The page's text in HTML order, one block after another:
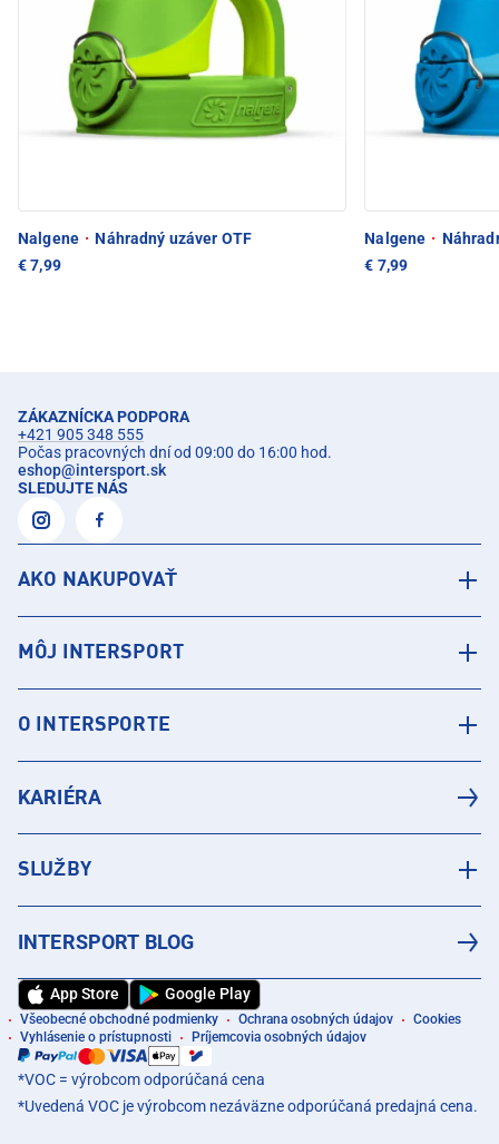
Nalgene · Náhradný uzáver OTF
€ 7,99
Nalgene ·
€ 7,99
ZÁKAZNÍCKA PODPORA
+421 905 348 555
Počas pracovných dní od 09:00 do 16:00 hod.
eshop@intersport.sk
SLEDUJTE NÁS
AKO NAKUPOVAŤ
MÔJ INTERSPORT
O INTERSPORTE
KARIÉRA
SLUŽBY
INTERSPORT BLOG
App Store Google Play
Všeobecné obchodné podmienky Ochrana osobných údajov
Cookies
Vyhlásenie o prístupnosti
Príjemcovia osobných údajov
*VOC = výrobcom odporúčaná cena
*Uvedená VOC je výrobcom nezáväzne odporúčaná predajná cena.